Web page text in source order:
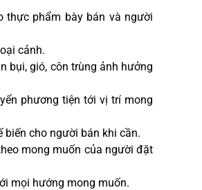
thực phẩm bày bán và người
cảnh.
bụi, gió, côn trùng ảnh hưởng
phương tiện tới vị trí mong
biến cho người bán khi cần.
mong muốn của người đặt
mọi hướng mong muốn.